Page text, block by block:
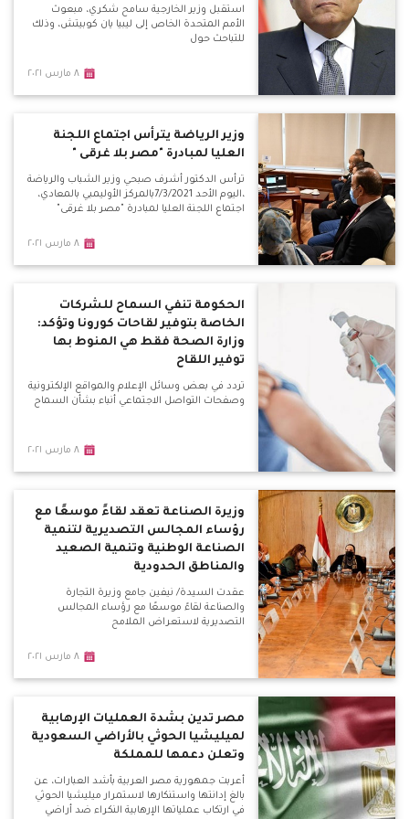
استقبل وزير الخارجية سامح شكري، مبعوث
الأمم المتحدة الخاص إلى ليبيا يان كوبيتش، وذلك
للتباحث حول
٨ مارس ٢٠٢١
وزير الرياضة يترأس اجتماع اللجنة
العليا لمبادرة "مصر بلا غرقى "
ترأس الدكتور أشرف صبحي وزير الشباب والرياضة
،اليوم الأحد 7/3/2021بالمركز الأوليمبي بالمعادي،
اجتماع اللجنة العليا لمبادرة "مصر بلا غرقى"
٨ مارس ٢٠٢١
الحكومة تنفي السماح للشركات
الخاصة بتوفير لقاحات كورونا وتؤكد:
وزارة الصحة فقط هي المنوط بها
توفير اللقاح
تردد في بعض وسائل الإعلام والمواقع الإلكترونية
وصفحات التواصل الاجتماعي أنباء بشأن السماح
٨ مارس ٢٠٢١
وزيرة الصناعة تعقد لقاءً موسعًا مع
رؤساء المجالس التصديرية لتنمية
الصناعة الوطنية وتنمية الصعيد
والمناطق الحدودية
عقدت السيدة/ نيفين جامع وزيرة التجارة
والصناعة لقاءً موسعًا مع رؤساء المجالس
التصديرية لاستعراض الملامح
٨ مارس ٢٠٢١
مصر تدين بشدة العمليات الإرهابية
لميليشيا الحوثي بالأراضي السعودية
وتعلن دعمها للمملكة
أعربت جمهورية مصر العربية بأشد العبارات، عن
بالغ إدانتها واستنكارها لاستمرار ميليشيا الحوثي
في ارتكاب عملياتها الإرهابية النكراء ضد أراضي